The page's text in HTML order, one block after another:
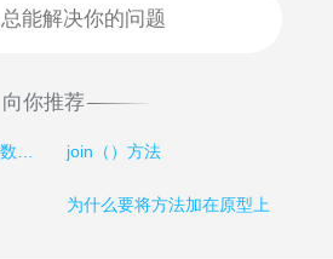
向你推荐
调用接口时Post方法将参数放在body中报错 join（）方法
为什么要将方法加在原型上